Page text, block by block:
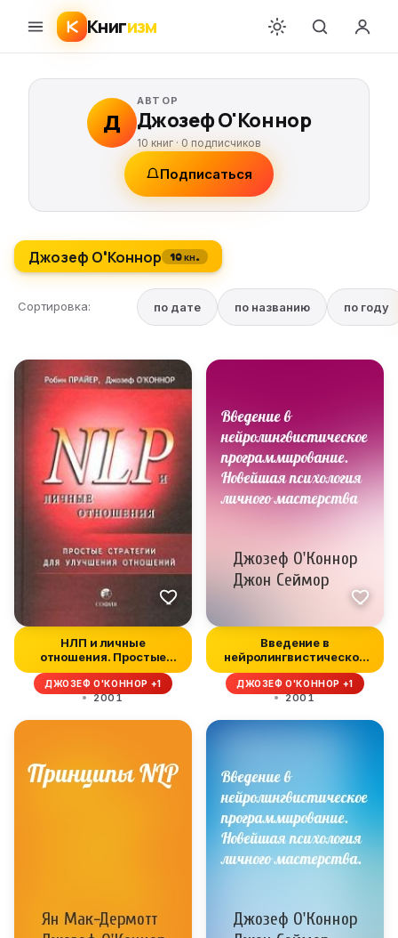
Книгизм
Д
АВТОР
Джозеф О'Коннор
10 книг · 0 подписчиков
Подписаться
Джозеф О'Коннор 10 кн.
Сортировка: по дате по названию по году
НЛП и личные
отношения. Простые
стратегии для улуч...
ДЖОЗЕФ О'КОННОР +1
2001
Введение в
нейролингвистическое
программирование....
ДЖОЗЕФ О'КОННОР +1
2001